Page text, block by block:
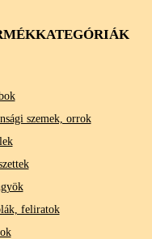
szemek, orrok
feliratok